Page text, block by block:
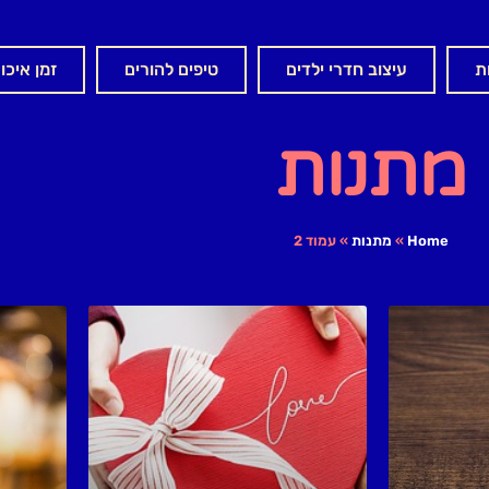
עיצוב חדרי ילדים טיפים להורים זמן
מתנות
Home
» מתנות »עמוד 2